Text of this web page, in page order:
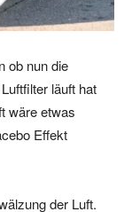
ob nun die
läuft hat
wäre etwas
Effekt
der Luft.